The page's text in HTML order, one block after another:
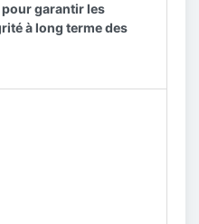
garantir les
à long terme des